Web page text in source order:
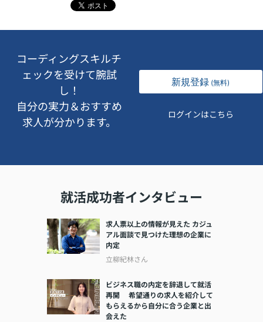
コーディングスキルチ
ェックを受けて腕試
し！
自分の実力＆おすすめ
求人が分かります。
新規登録 (無料)
ログインはこちら
就活成功者インタビュー
求人票以上の情報が見えた カジュ
アル面談で見つけた理想の企業に
内定
立柳紀林さん
ビジネス職の内定を辞退して就活
再開 希望通りの求人を紹介して
もらえるから自分に合う企業と出
会えた